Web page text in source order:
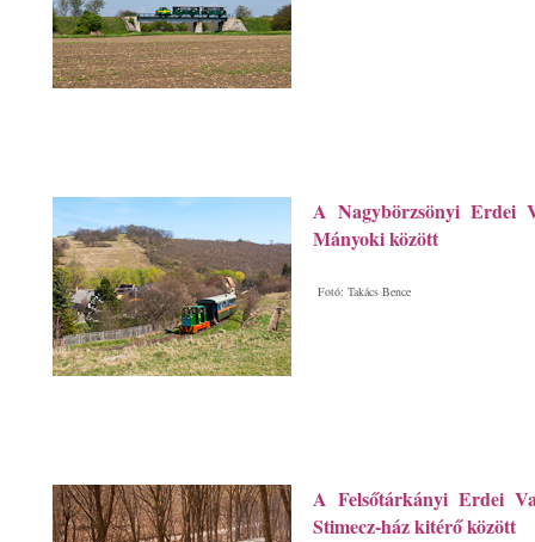
A Nagybörzsönyi Erdei
Mányoki között
Fotó: Takács Bence
A Felsőtárkányi Erdei
Stimecz-ház kitérő között